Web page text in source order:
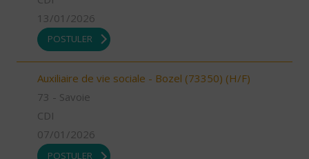
13/01/2026
POSTULER
Auxiliaire de vie sociale - Bozel (73350) (H/F)
73 - Savoie
CDI
07/01/2026
POSTULER